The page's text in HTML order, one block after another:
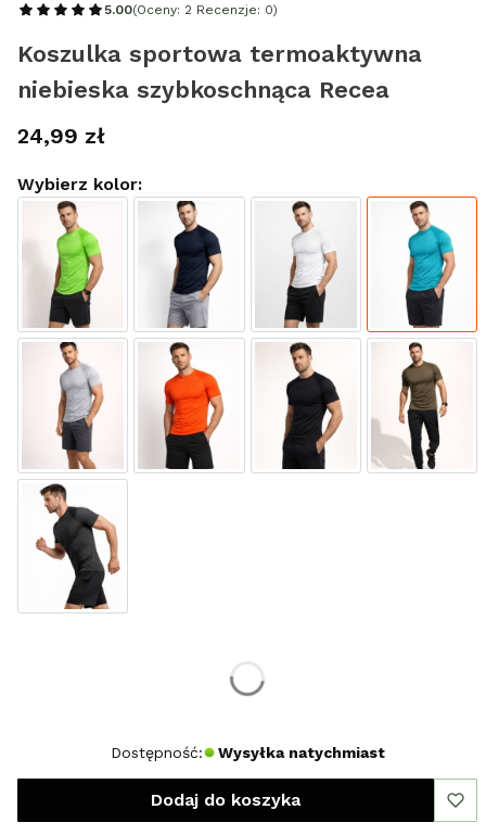
5.00(Oceny: 2 Recenzje: 0)
Koszulka sportowa termoaktywna
niebieska szybkoschnąca Recea
Cena
24,99 zł
Wybierz kolor:
Dostępność: Wysyłka natychmiast
Dodaj do koszyka